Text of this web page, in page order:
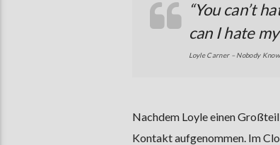
“You can’t
can I hate
Loyle Carner – Nobody
Nachdem Loyle einen
Kontakt aufgenommen. Im